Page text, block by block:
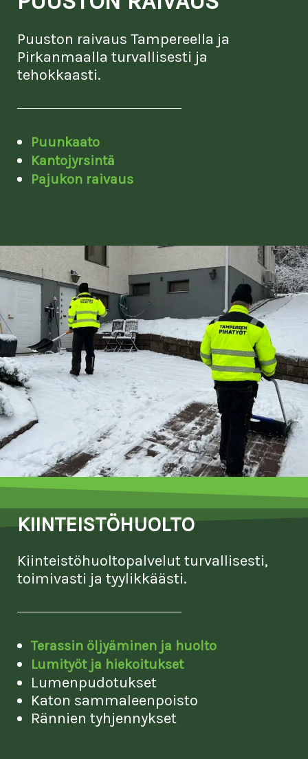
Puuston raivaus Tampereella ja
Pirkanmaalla turvallisesti ja
tehokkaasti.
Puunkaato
Kantojyrsintä
Pajukon raivaus
KIINTEISTÖHUOLTO
Kiinteistöhuoltopalvelut turvallisesti,
toimivasti ja tyylikkäästi.
Terassin öljyäminen ja huolto
Lumityöt ja hiekoitukset
Lumenpudotukset
Katon sammaleenpoisto
Rännien tyhjennykset